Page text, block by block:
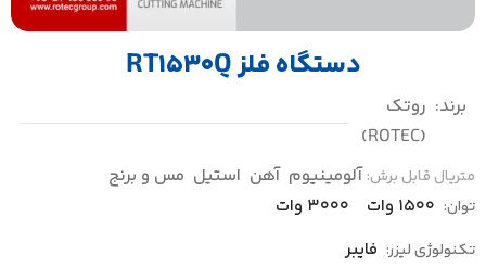
دستگاه فلز RT1530Q
برند: روتک
(ROTEC)
متریال قابل برش: آلومینیوم آهن استیل مس و برنج
توان: 1500 وات 3000 وات
تکنولوژی لیزر: فایبر